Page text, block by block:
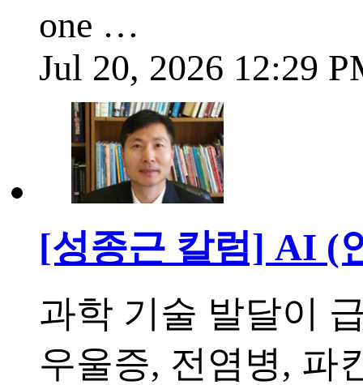
one …
Jul 20, 2026 12:29
[성종근 칼럼] AI (
과학 기술 발달이
우울증, 전염병, 파